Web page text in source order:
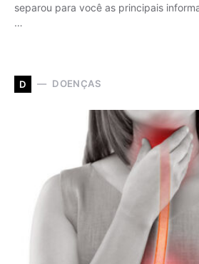
separou para você as principais
…
D DOENÇAS